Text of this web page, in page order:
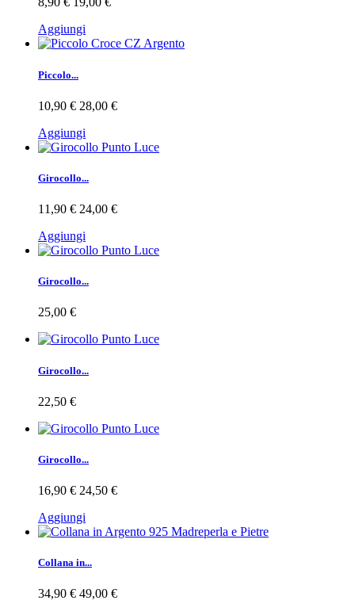
Aggiungi
Piccolo...
10,90 € 28,00 €
Aggiungi
Girocollo...
11,90 € 24,00 €
Aggiungi
Girocollo...
25,00 €
Girocollo...
22,50 €
Girocollo...
16,90 € 24,50 €
Aggiungi
Collana in...
34,90 € 49,00 €